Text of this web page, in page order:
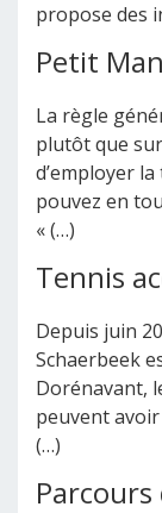
propose des
Petit
La règle
plutôt que
d’employer
pouvez en
« (…)
Tennis
Depuis juin
Schaerbeek
Dorénavant,
peuvent
(…)
Parcours